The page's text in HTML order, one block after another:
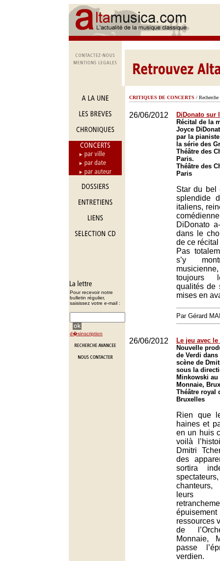
Pour recevoir notre
bulletin régulier,
saisissez votre e-mail :
d�sinscription
CRITIQUES DE CONCERTS / Recherche
26/06/2012
DiDonato sur
Récital de la
Joyce
par la
la série des
Théâtre des
Paris.
Théâtre des
Paris
Star du bel
splendide
italiens,
DiDonato
dans le
de ce
Pas
s’y
toujours
qualités de
mises en
Par Gérard
26/06/2012
Le jeu avec le
Nouvelle
de Verdi
scène de
sous la
Minkowski au
Monnaie,
Théâtre royal
Bruxelles
Rien que
haines et
en un huis
voilà
Dmitri
des
sortira
leurs
ressources
de
Monnaie,
passe
verdien.